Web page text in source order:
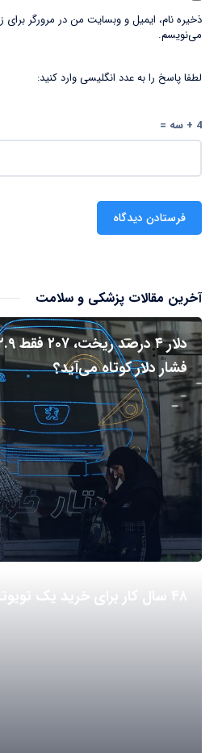
ذخیره نام، ایمیل و وبسایت من در مرورگر برای
می‌نویسم.
لطفا پاسخ را به عدد انگلیسی وارد کنید:
4 + سه =
آخرین مقالات پزشکی و سلامت
فشار دلار کوتاه می‌آید؟
۴۸ سال کار برای خرید یک تویوتا کمری